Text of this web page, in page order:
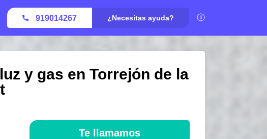
919014267 ¿Necesitas ayuda?
y gas en Torrejón de la
Te llamamos